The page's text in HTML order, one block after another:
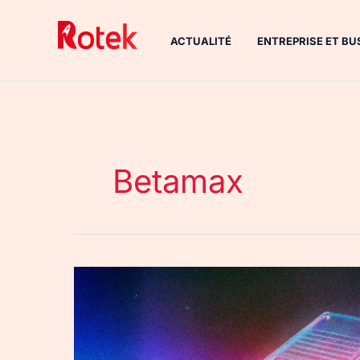
ACTUALITÉ ENTREPRISE ET
Betamax
Betamax
fête
ses
50